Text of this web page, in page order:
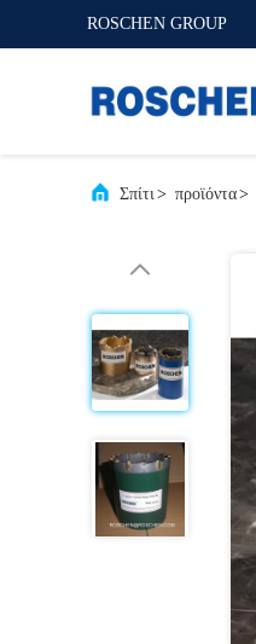
ROSCHEN GROUP
Σπίτι> προϊόντα>